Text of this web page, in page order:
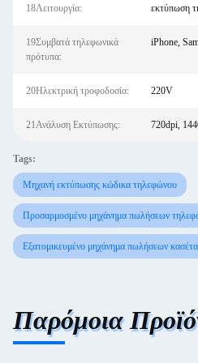
18Λειτουργία: εκτύπωση
19Συμβατά τηλεφωνικά
πρότυπα:
iPhone,
20Ηλεκτρική τροφοδοσία: 220V
21Ανάλυση Εκτύπωσης: 720dpi,
Tags:
Μηχανή εκτύπωσης κώδικα τηλεφώνου
Προσαρμοσμένο μηχάνημα πωλήσεων
Εξατομικευμένο μηχάνημα πωλήσεων
Παρόμοια